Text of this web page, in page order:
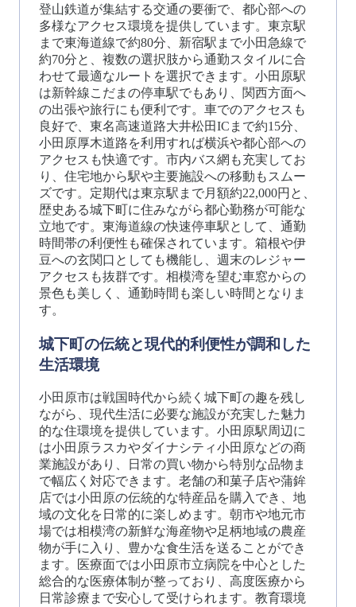
登山鉄道が集結する交通の要衝で、都心部への
多様なアクセス環境を提供しています。東京駅
まで東海道線で約80分、新宿駅まで小田急線で
約70分と、複数の選択肢から通勤スタイルに合
わせて最適なルートを選択できます。小田原駅
は新幹線こだまの停車駅でもあり、関西方面へ
の出張や旅行にも便利です。車でのアクセスも
良好で、東名高速道路大井松田ICまで約15分、
小田原厚木道路を利用すれば横浜や都心部への
アクセスも快適です。市内バス網も充実してお
り、住宅地から駅や主要施設への移動もスムー
ズです。定期代は東京駅まで月額約22,000円と、
歴史ある城下町に住みながら都心勤務が可能な
立地です。東海道線の快速停車駅として、通勤
時間帯の利便性も確保されています。箱根や伊
豆への玄関口としても機能し、週末のレジャー
アクセスも抜群です。相模湾を望む車窓からの
景色も美しく、通勤時間も楽しい時間となりま
す。
城下町の伝統と現代的利便性が調和した
生活環境
小田原市は戦国時代から続く城下町の趣を残し
ながら、現代生活に必要な施設が充実した魅力
的な住環境を提供しています。小田原駅周辺に
は小田原ラスカやダイナシティ小田原などの商
業施設があり、日常の買い物から特別な品物ま
で幅広く対応できます。老舗の和菓子店や蒲鉾
店では小田原の伝統的な特産品を購入でき、地
域の文化を日常的に楽しめます。朝市や地元市
場では相模湾の新鮮な海産物や足柄地域の農産
物が手に入り、豊かな食生活を送ることができ
ます。医療面では小田原市立病院を中心とした
総合的な医療体制が整っており、高度医療から
日常診療まで安心して受けられます。教育環境